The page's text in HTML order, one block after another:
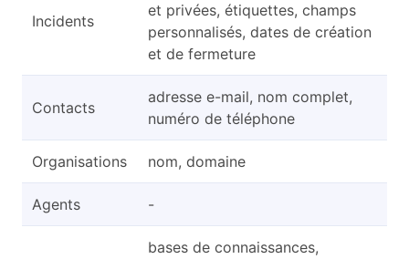
Incidents
et privées, étiquettes, champs
personnalisés, dates de création
et de fermeture
Contacts
adresse e-mail, nom complet,
numéro de téléphone
Organisations nom, domaine
Agents -
bases de connaissances,